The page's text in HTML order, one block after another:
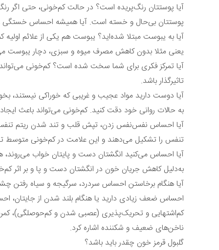
آیا پوستتان رنگ‌پریده است؟ در حالت کم‌خونی، حتی اگر
پوستتان بی‌حال و خسته است. آیا همیشه احساس خستگی و
آیا به یبوست مبتلا شده‌اید؟ یبوست هم یکی از علائم
یعنی مثلا بدون کاهش مصرف میوه و سبزی، دچار یبوست
آیا تمرکز فکری برای شما سخت شده است؟ کم‌خونی
تاثیرگذار باشد.
آیا دوست دارید مواد عجیب و غریبی که خوراکی نیستند،
به حالات روانی خود دقت کنید. کم‌خونی می‌تواند باعث
آیا احساس نفس‌نفس زدن، تپش قلب و تند شدن ریتم
تنفس را تشکیل می‌دهند و این علامت در کم‌خونی متوسط
آیا احساس می‌کنید انگشتان دست و پایتان خواب
به‌دلیل کاهش جریان خون در انگشتان دست و پا و بر اثر
آیا هنگام برخاستن احساس سردرد، سرگیجه و سیاه رفتن
احساس ضعف زیادی دارید یا هنگام بلند شدن از جایتان،
کم‌اشتهایی و تحریک‌پذیری (عصبی شدن و کم‌حوصلگی)،
ناخن‌های ضعیف و شکننده اشاره کرد.
گلبول قرمز خون چقدر باید باشد؟